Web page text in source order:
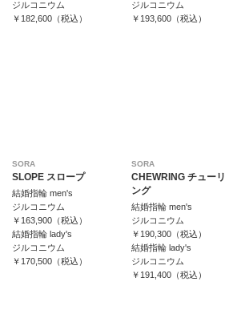
ジルコニウム
￥182,600（税込）
ジルコニウム
￥193,600（税込）
SORA
SLOPE スロープ
結婚指輪 men's
ジルコニウム
￥163,900（税込）
結婚指輪 lady's
ジルコニウム
￥170,500（税込）
SORA
CHEWRING チューリ
ング
結婚指輪 men's
ジルコニウム
￥190,300（税込）
結婚指輪 lady's
ジルコニウム
￥191,400（税込）